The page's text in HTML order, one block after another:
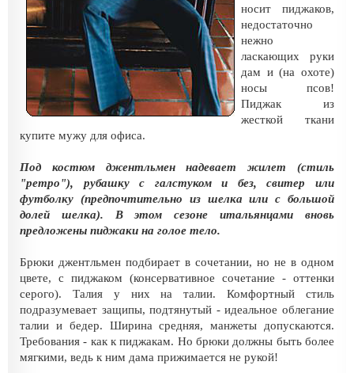
носит пиджаков,
недостаточно
нежно
ласкающих руки
дам и (на охоте)
носы псов!
Пиджак из
жесткой ткани
купите мужу для офиса.
Под костюм джентльмен надевает жилет (стиль
"ретро"), рубашку с галстуком и без, свитер или
футболку (предпочтительно из шелка или с большой
долей шелка). В этом сезоне итальянцами вновь
предложены пиджаки на голое тело.
Брюки джентльмен подбирает в сочетании, но не в одном
цвете, с пиджаком (консервативное сочетание - оттенки
серого). Талия у них на талии. Комфортный стиль
подразумевает защипы, подтянутый - идеальное облегание
талии и бедер. Ширина средняя, манжеты допускаются.
Требования - как к пиджакам. Но брюки должны быть более
мягкими, ведь к ним дама прижимается не рукой!